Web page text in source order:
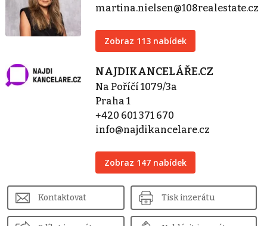
martina.nielsen@108realestate.cz
Zobraz 113 nabídek
NAJDIKANCELÁŘE.CZ
Na Poříčí 1079/3a
Praha 1
+420 601 371 670
info@najdikancelare.cz
Zobraz 147 nabídek
Kontaktovat Tisk inzerátu